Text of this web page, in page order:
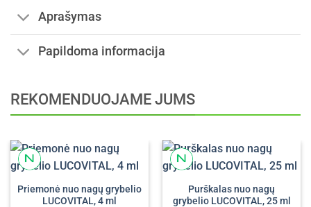
Aprašymas
Papildoma informacija
REKOMENDUOJAME JUMS
Priemonė nuo nagų grybelio
LUCOVITAL, 4 ml
Purškalas nuo nagų
grybelio LUCOVITAL, 25 ml